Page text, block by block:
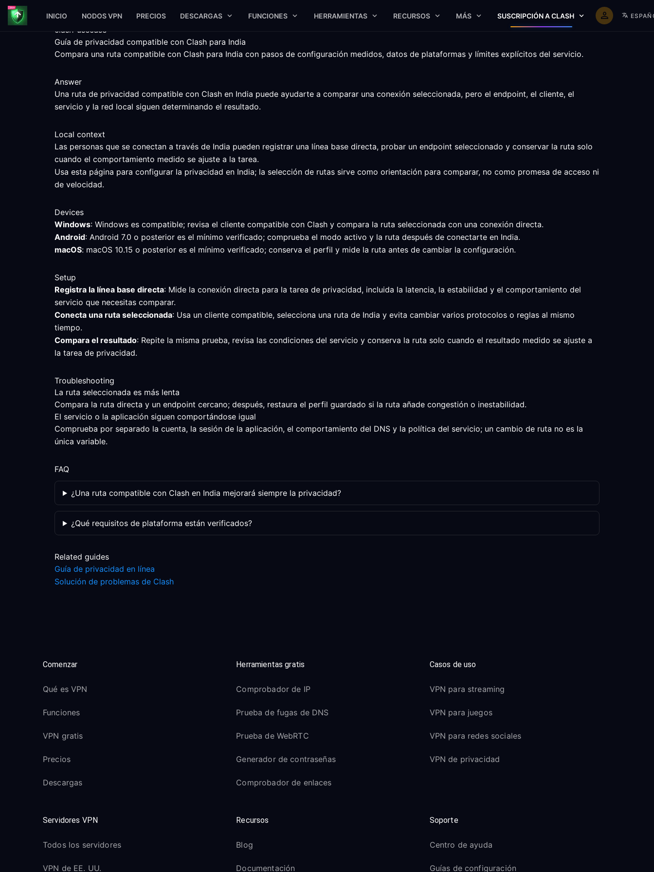
INICIO NODOS VPN PRECIOS DESCARGAS FUNCIONES HERRAMIENTAS RECURSOS MÁS SUSCRIPCIÓN A CLASH
clash-usecase
Guía de privacidad compatible con Clash para India
Compara una ruta compatible con Clash para India con pasos de configuración medidos, datos de plataformas y límites explícitos del servicio.
Answer
Una ruta de privacidad compatible con Clash en India puede ayudarte a comparar una conexión seleccionada, pero el endpoint, el cliente, el
servicio y la red local siguen determinando el resultado.
Local context
Las personas que se conectan a través de India pueden registrar una línea base directa, probar un endpoint seleccionado y conservar la ruta solo
cuando el comportamiento medido se ajuste a la tarea.
Usa esta página para configurar la privacidad en India; la selección de rutas sirve como orientación para comparar, no como promesa de acceso ni
de velocidad.
Devices
Windows: Windows es compatible; revisa el cliente compatible con Clash y compara la ruta seleccionada con una conexión directa.
Android: Android 7.0 o posterior es el mínimo verificado; comprueba el modo activo y la ruta después de conectarte en India.
macOS: macOS 10.15 o posterior es el mínimo verificado; conserva el perfil y mide la ruta antes de cambiar la configuración.
Setup
Registra la línea base directa: Mide la conexión directa para la tarea de privacidad, incluida la latencia, la estabilidad y el comportamiento del
servicio que necesitas comparar.
Conecta una ruta seleccionada: Usa un cliente compatible, selecciona una ruta de India y evita cambiar varios protocolos o reglas al mismo
tiempo.
Compara el resultado: Repite la misma prueba, revisa las condiciones del servicio y conserva la ruta solo cuando el resultado medido se ajuste a
la tarea de privacidad.
Troubleshooting
La ruta seleccionada es más lenta
Compara la ruta directa y un endpoint cercano; después, restaura el perfil guardado si la ruta añade congestión o inestabilidad.
El servicio o la aplicación siguen comportándose igual
Comprueba por separado la cuenta, la sesión de la aplicación, el comportamiento del DNS y la política del servicio; un cambio de ruta no es la
única variable.
FAQ
¿Una ruta compatible con Clash en India mejorará siempre la privacidad?
¿Qué requisitos de plataforma están verificados?
Related guides
Guía de privacidad en línea
Solución de problemas de Clash
Comenzar
Qué es VPN
Funciones
VPN gratis
Precios
Descargas
Herramientas gratis
Comprobador de IP
Prueba de fugas de DNS
Prueba de WebRTC
Generador de contraseñas
Comprobador de enlaces
Casos de uso
VPN para streaming
VPN para juegos
VPN para redes sociales
VPN de privacidad
Servidores VPN
Todos los servidores
VPN de EE. UU.
Recursos
Blog
Documentación
Soporte
Centro de ayuda
Guías de configuración